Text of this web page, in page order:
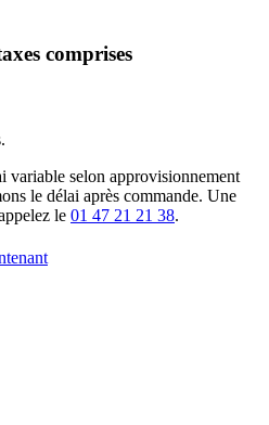
comprises
variable selon approvisionnement
le délai après commande. Une
le 01 47 21 21 38.